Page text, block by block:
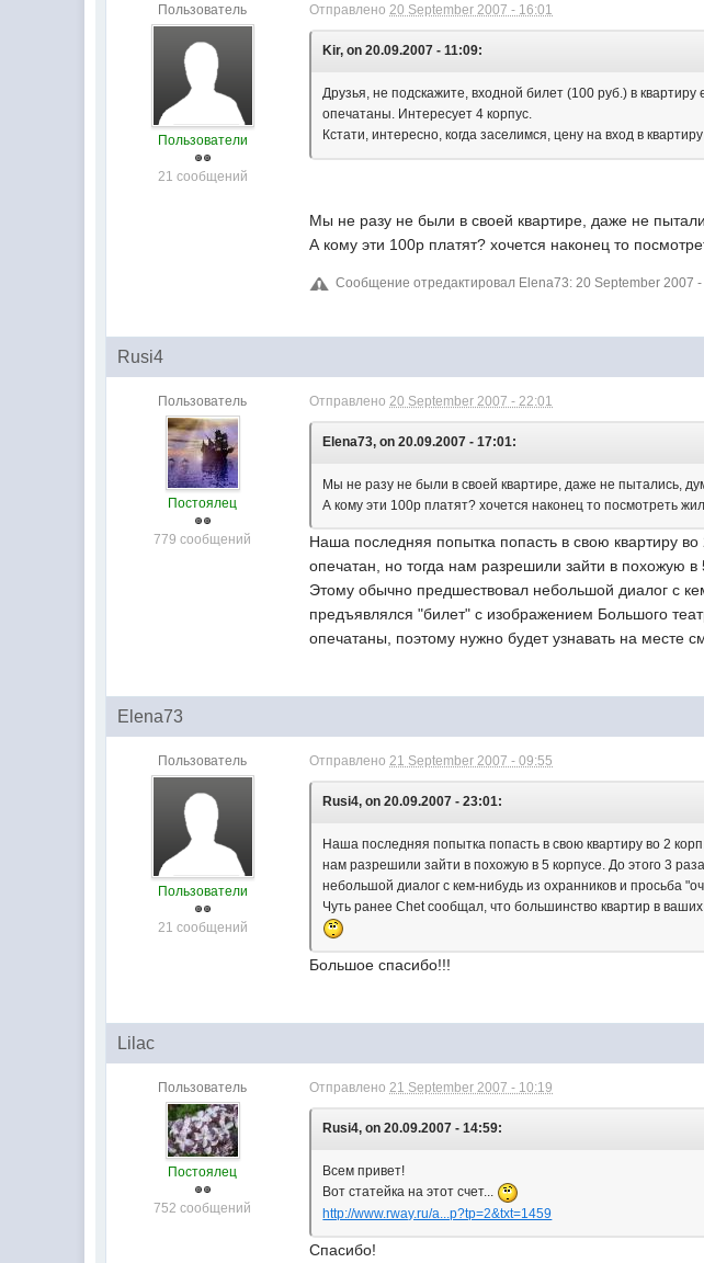
Пользователь
Пользователи
21 сообщений
Отправлено20 September 2007 - 16:01
Kir, on 20.09.2007 - 11:09:
Друзья, не подскажите, входной билет (100 руб.) в
опечатаны. Интересует 4 корпус.
Кстати, интересно, когда заселимся, цену на вход в
Мы не разу не были в своей квартире, даже не
А кому эти 100р платят? хочется наконец то
Сообщение отредактировал Elena73: 20 September 2007 -
Rusi4
Пользователь
Постоялец
779 сообщений
Отправлено20 September 2007 - 22:01
Elena73, on 20.09.2007 - 17:01:
Мы не разу не были в своей квартире, даже не пытались,
А кому эти 100р платят? хочется наконец то посмотреть
Наша последняя попытка попасть в свою квартиру
опечатан, но тогда нам разрешили зайти в похожую в
Этому обычно предшествовал небольшой диалог с
предъявлялся "билет" с изображением Большого
опечатаны, поэтому нужно будет узнавать на месте
Elena73
Пользователь
Пользователи
21 сообщений
Отправлено21 September 2007 - 09:55
Rusi4, on 20.09.2007 - 23:01:
Наша последняя попытка попасть в свою квартиру во 2
нам разрешили зайти в похожую в 5 корпусе. До этого 3
небольшой диалог с кем-нибудь из охранников и просьба
Чуть ранее Chet сообщал, что большинство квартир в
Большое спасибо!!!
Lilac
Пользователь
Постоялец
752 сообщений
Отправлено21 September 2007 - 10:19
Rusi4, on 20.09.2007 - 14:59:
Всем привет!
Вот статейка на этот счет...
http://www.rway.ru/a...p?tp=2&txt=1459
Спасибо!